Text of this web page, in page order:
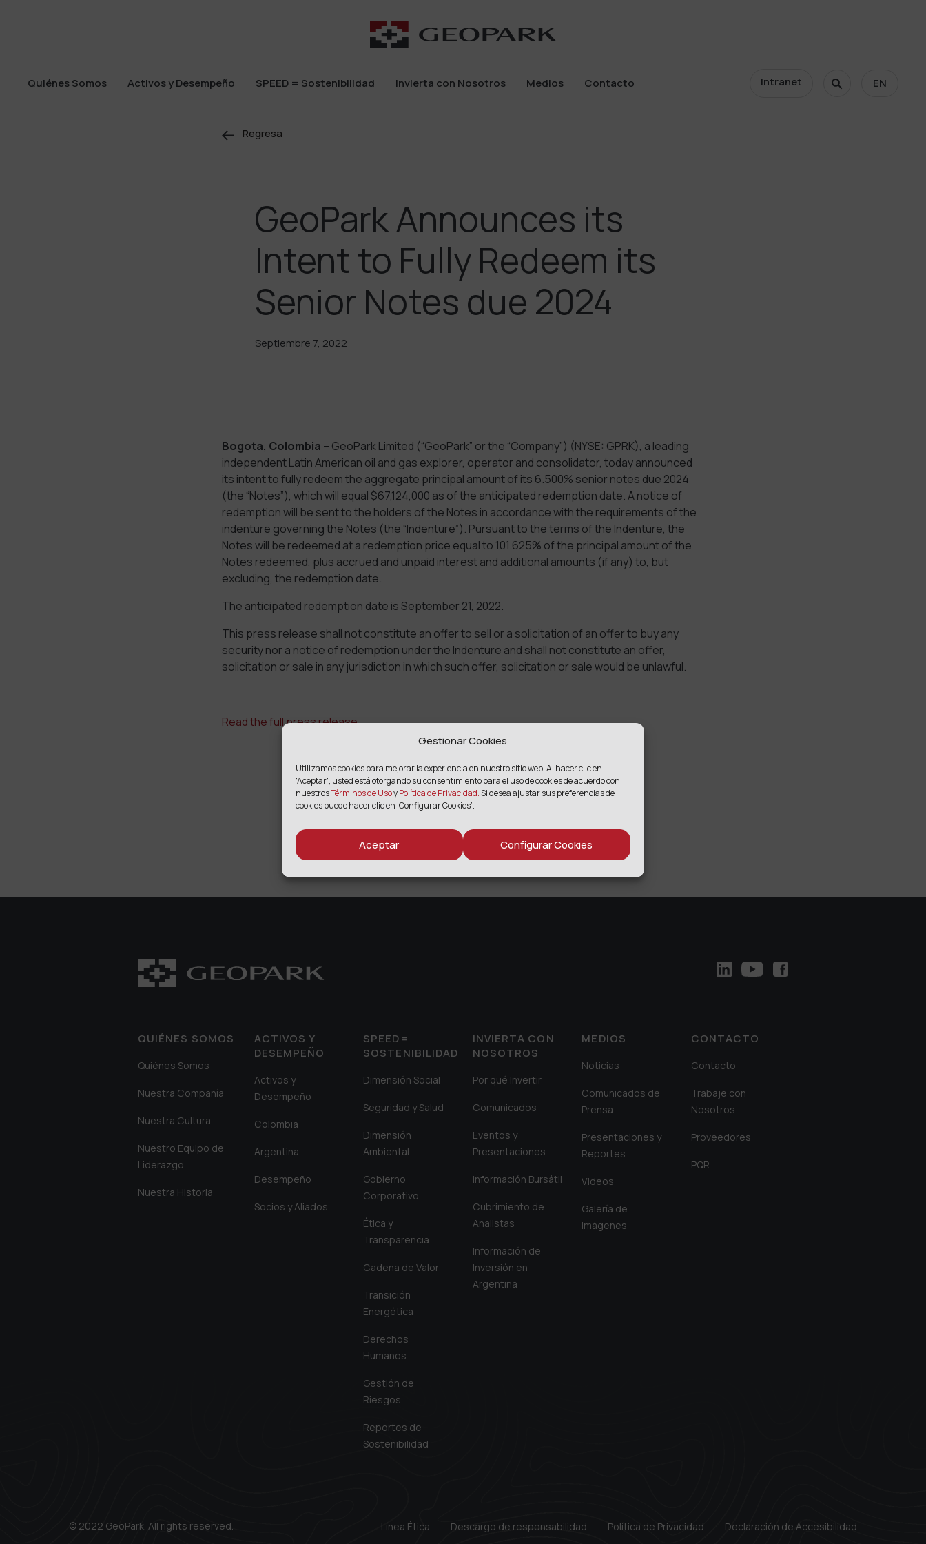
Gestionar Cookies
Utilizamos cookies para mejorar la experiencia en nuestro sitio web. Al hacer clic en
'Aceptar', usted está otorgando su consentimiento para el uso de cookies de acuerdo con
nuestrosTérminos de UsoyPolítica de Privacidad.Si desea ajustar sus preferencias de
cookies puede hacer clic en ‘Configurar Cookies’.
Aceptar Configurar Cookies
Quiénes Somos
Activos y Desempeño
SPEED = Sostenibilidad
Invierta con Nosotros
Medios
Contacto
Intranet EN
Regresa
GeoPark Announces its
Intent to Fully Redeem its
Senior Notes due 2024
Septiembre 7, 2022
Bogota, Colombia – GeoPark Limited (“GeoPark” or the “Company”) (NYSE: GPRK), a leading
independent Latin American oil and gas explorer, operator and consolidator, today announced
its intent to fully redeem the aggregate principal amount of its 6.500% senior notes due 2024
(the “Notes”), which will equal $67,124,000 as of the anticipated redemption date. A notice of
redemption will be sent to the holders of the Notes in accordance with the requirements of the
indenture governing the Notes (the “Indenture”). Pursuant to the terms of the Indenture, the
Notes will be redeemed at a redemption price equal to 101.625% of the principal amount of the
Notes redeemed, plus accrued and unpaid interest and additional amounts (if any) to, but
excluding, the redemption date.
The anticipated redemption date is September 21, 2022.
This press release shall not constitute an offer to sell or a solicitation of an offer to buy any
security nor a notice of redemption under the Indenture and shall not constitute an offer,
solicitation or sale in any jurisdiction in which such offer, solicitation or sale would be unlawful.
Read the full press release.
COMPARTIR
Facebook
Twitter
EmailPrintCompartir
QUIÉNES SOMOS
Quiénes Somos
Nuestra Compañía
Nuestra Cultura
Nuestro Equipo de
Liderazgo
Nuestra Historia
ACTIVOS Y
DESEMPEÑO
Activos y
Desempeño
Colombia
Argentina
Desempeño
Socios y Aliados
SPEED=
SOSTENIBILIDAD
Dimensión Social
Seguridad y Salud
Dimensión
Ambiental
Gobierno
Corporativo
Ética y
Transparencia
Cadena de Valor
Transición
Energética
Derechos
Humanos
Gestión de
Riesgos
Reportes de
Sostenibilidad
INVIERTA CON
NOSOTROS
Por qué Invertir
Comunicados
Eventos y
Presentaciones
Información Bursátil
Cubrimiento de
Analistas
Información de
Inversión en
Argentina
MEDIOS
Noticias
Comunicados de
Prensa
Presentaciones y
Reportes
Videos
Galería de
Imágenes
CONTACTO
Contacto
Trabaje con
Nosotros
Proveedores
PQR
© 2022 GeoPark. All rights reserved. Línea Ética Descargo de responsabilidad Política de Privacidad Declaración de Accesibilidad